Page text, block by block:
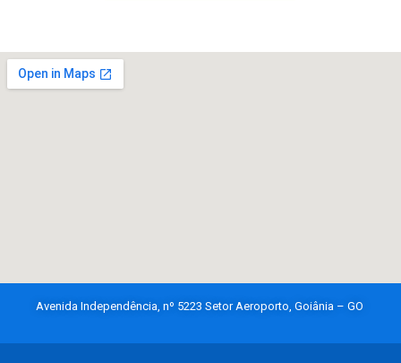
Avenida Independência, nº 5223 Setor Aeroporto, Goiânia – GO